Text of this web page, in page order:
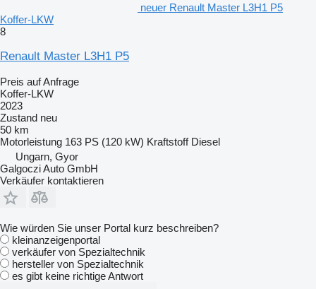
neuer Renault Master L3H1 P5
Koffer-LKW
8
Renault Master L3H1 P5
Preis auf Anfrage
Koffer-LKW
2023
Zustand neu
50 km
Motorleistung 163 PS (120 kW) Kraftstoff Diesel
Ungarn, Gyor
Galgoczi Auto GmbH
Verkäufer kontaktieren
Wie würden Sie unser Portal kurz beschreiben?
kleinanzeigenportal
verkäufer von Spezialtechnik
hersteller von Spezialtechnik
es gibt keine richtige Antwort